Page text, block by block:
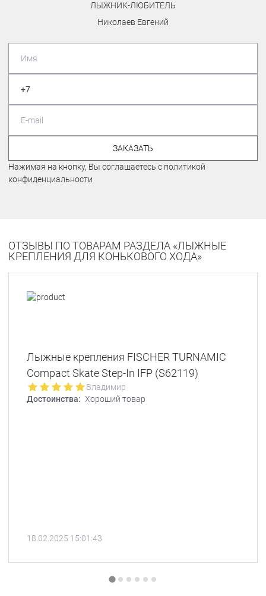
ЛЫЖНИК-ЛЮБИТЕЛЬ
Николаев Евгений
ЗАКАЗАТЬ
Нажимая на кнопку, Вы соглашаетесь с политикой
конфиденциальности
ОТЗЫВЫ ПО ТОВАРАМ РАЗДЕЛА «ЛЫЖНЫЕ
КРЕПЛЕНИЯ ДЛЯ КОНЬКОВОГО ХОДА»
Лыжные крепления FISCHER TURNAMIC
Сompact Skate Step-In IFP (S62119)
Владимир
Достоинства: Хороший товар
18.02.2025 15:01:43